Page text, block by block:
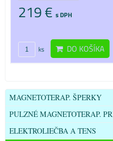
219 € s DPH
ks DO KOŠÍKA
MAGNETOTERAP. ŠPERKY
PULZNÉ MAGNETOTERAP.
ELEKTROLIEČBA A TENS